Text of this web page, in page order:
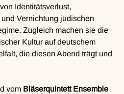
Identitätsverlust,
Vernichtung jüdischen
Zugleich machen sie die
Kultur auf deutschem
die diesen Abend trägt und
vom Bläserquintett Ensemble